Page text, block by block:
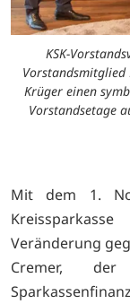
KSK-
Vorstandsmitglied
Krüger einen
Vorstandsetage
Mit dem 1.
Veränderung
Cremer,